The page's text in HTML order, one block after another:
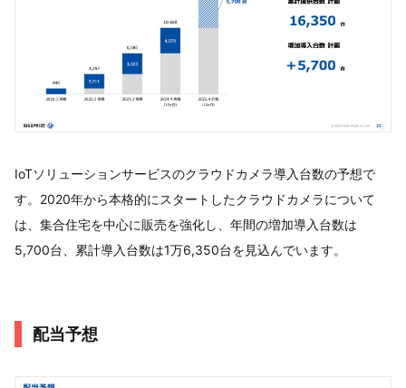
IoTソリューションサービスのクラウドカメラ導入台数の予想で
す。2020年から本格的にスタートしたクラウドカメラについて
は、集合住宅を中心に販売を強化し、年間の増加導入台数は
5,700台、累計導入台数は1万6,350台を見込んでいます。
配当予想